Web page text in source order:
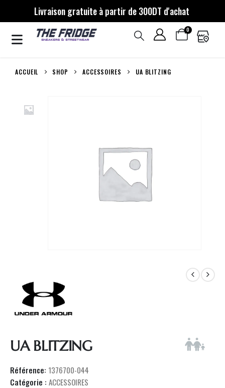
Livraison gratuite à partir de 300DT d'achat
0
ACCUEIL SHOP ACCESSOIRES UA BLITZING
UA BLITZING
Référence: 1376700-044
Catégorie : ACCESSOIRES